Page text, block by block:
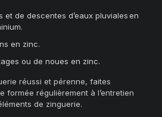
et de descentes d’eaux pluviales en
en zinc.
ou de noues en zinc.
réussi et pérenne, faites
formée régulièrement à l’entretien
de zinguerie.